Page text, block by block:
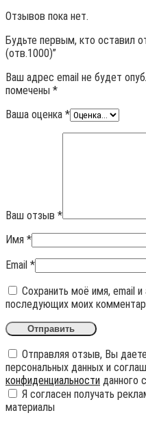
Отзывов пока нет.
Будьте первым, кто оставил
(отв.1000)”
Ваш адрес email не будет
помечены *
Ваша оценка *
Ваш отзыв *
Имя *
Email *
Сохранить моё имя, email
последующих моих
Отправляя отзыв, Вы
персональных данных и
конфиденциальности данного
Я согласен получать
материалы